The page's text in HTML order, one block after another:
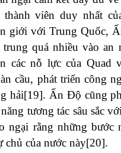
viên duy nhất
giới với Trung Quốc,
quá nhiều vào an
các nỗ lực của Quad
cầu, phát triển công
hải[19]. Ấn Độ cũng
tương tác sâu sắc
ngại rằng những bước
của nước này[20].